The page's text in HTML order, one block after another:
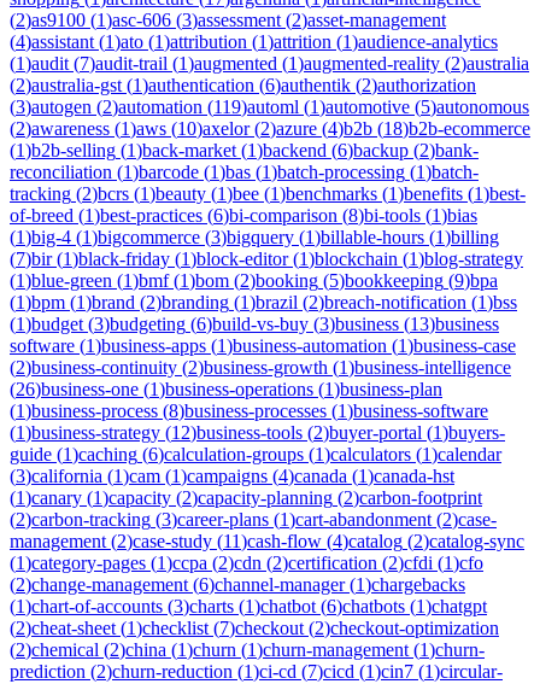
(2)as9100 (1)asc-606 (3)assessment (2)asset-management
(4)assistant (1)ato (1)attribution (1)attrition (1)audience-analytics
(1)audit (7)audit-trail (1)augmented (1)augmented-reality (2)australia
(2)australia-gst (1)authentication (6)authentik (2)authorization
(3)autogen (2)automation (119)automl (1)automotive (5)autonomous
(2)awareness (1)aws (10)axelor(2)azure (4)b2b (18)b2b-ecommerce
(1)b2b-selling (1)back-market (1)backend (6)backup (2)bank-
reconciliation (1)barcode (1)bas (1)batch-processing (1)batch-
tracking (2)bcrs (1)beauty (1)bee (1)benchmarks (1)benefits (1)best-
of-breed (1)best-practices (6)bi-comparison (8)bi-tools (1)bias
(1)big-4 (1)bigcommerce (3)bigquery (1)billable-hours (1)billing
(7)bir(1)black-friday (1)block-editor(1)blockchain (1)blog-strategy
(1)blue-green (1)bmf(1)bom (2)booking (5)bookkeeping (9)bpa
(1)bpm (1)brand (2)branding (1)brazil (2)breach-notification (1)bss
(1)budget (3)budgeting (6)build-vs-buy (3)business (13)business
software (1)business-apps (1)business-automation (1)business-case
(2)business-continuity (2)business-growth (1)business-intelligence
(26)business-one (1)business-operations (1)business-plan
(1)business-process (8)business-processes (1)business-software
(1)business-strategy (12)business-tools (2)buyer-portal (1)buyers-
guide (1)caching (6)calculation-groups (1)calculators (1)calendar
(3)california (1)cam (1)campaigns (4)canada (1)canada-hst
(1)canary (1)capacity (2)capacity-planning (2)carbon-footprint
(2)carbon-tracking (3)career-plans (1)cart-abandonment (2)case-
management (2)case-study (11)cash-flow (4)catalog (2)catalog-sync
(1)category-pages (1)ccpa (2)cdn (2)certification (2)cfdi (1)cfo
(2)change-management (6)channel-manager(1)chargebacks
(1)chart-of-accounts (3)charts (1)chatbot (6)chatbots (1)chatgpt
(2)cheat-sheet (1)checklist (7)checkout (2)checkout-optimization
(2)chemical (2)china (1)churn (1)churn-management (1)churn-
prediction (2)churn-reduction (1)ci-cd (7)cicd (1)cin7 (1)circular-